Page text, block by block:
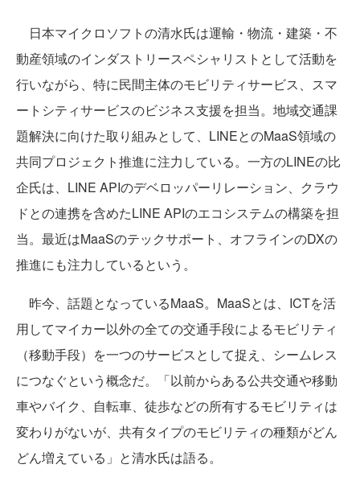
日本マイクロソフトの清水氏は運輸・物流・建築・不
動産領域のインダストリースペシャリストとして活動を
行いながら、特に民間主体のモビリティサービス、スマ
ートシティサービスのビジネス支援を担当。地域交通課
題解決に向けた取り組みとして、LINEとのMaaS領域の
共同プロジェクト推進に注力している。一方のLINEの比
企氏は、LINE APIのデベロッパーリレーション、クラウ
ドとの連携を含めたLINE APIのエコシステムの構築を担
当。最近はMaaSのテックサポート、オフラインのDXの
推進にも注力しているという。
昨今、話題となっているMaaS。MaaSとは、ICTを活
用してマイカー以外の全ての交通手段によるモビリティ
（移動手段）を一つのサービスとして捉え、シームレス
につなぐという概念だ。「以前からある公共交通や移動
車やバイク、自転車、徒歩などの所有するモビリティは
変わりがないが、共有タイプのモビリティの種類がどん
どん増えている」と清水氏は語る。